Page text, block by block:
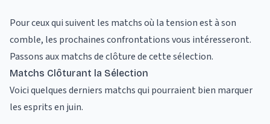
Pour ceux qui suivent les matchs où la tension est à son
comble, les prochaines confrontations vous intéresseront.
Passons aux matchs de clôture de cette sélection.
Matchs Clôturant la Sélection
Voici quelques derniers matchs qui pourraient bien marquer
les esprits en juin.